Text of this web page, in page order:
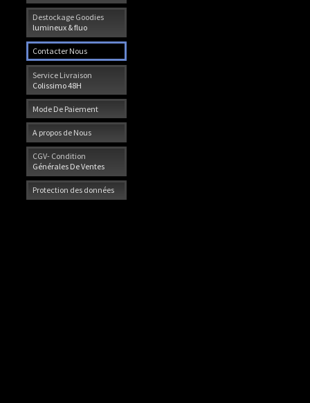
Destockage Goodies
lumineux & fluo
Contacter Nous
Service Livraison
Colissimo 48H
Mode De Paiement
A propos de Nous
CGV- Condition
Générales De Ventes
Protection des données